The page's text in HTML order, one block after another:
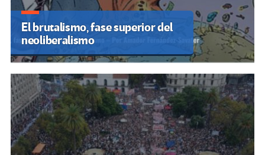
El brutalismo, fase superior del
neoliberalismo